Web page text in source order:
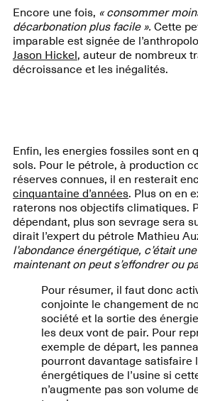
Encore une fois, « consommer
décarbonation plus facile ». Cette
imparable est signée de
Jason Hickel, auteur de nombreux
décroissance et les inégalités.
Enfin, les energies fossiles sont en
sols. Pour le pétrole, à production
réserves connues, il en resterait
cinquantaine d’années. Plus on en
raterons nos objectifs climatiques.
dépendant, plus son sevrage sera
dirait l’expert du pétrole Mathieu
l’abondance énergétique, c’était
maintenant on peut s’effondrer ou
Pour résumer, il faut donc
conjointe le changement de
société et la sortie des
les deux vont de pair. Pour
exemple de départ, les
pourront davantage satisfaire
énergétiques de l’usine si
n’augmente pas son volume